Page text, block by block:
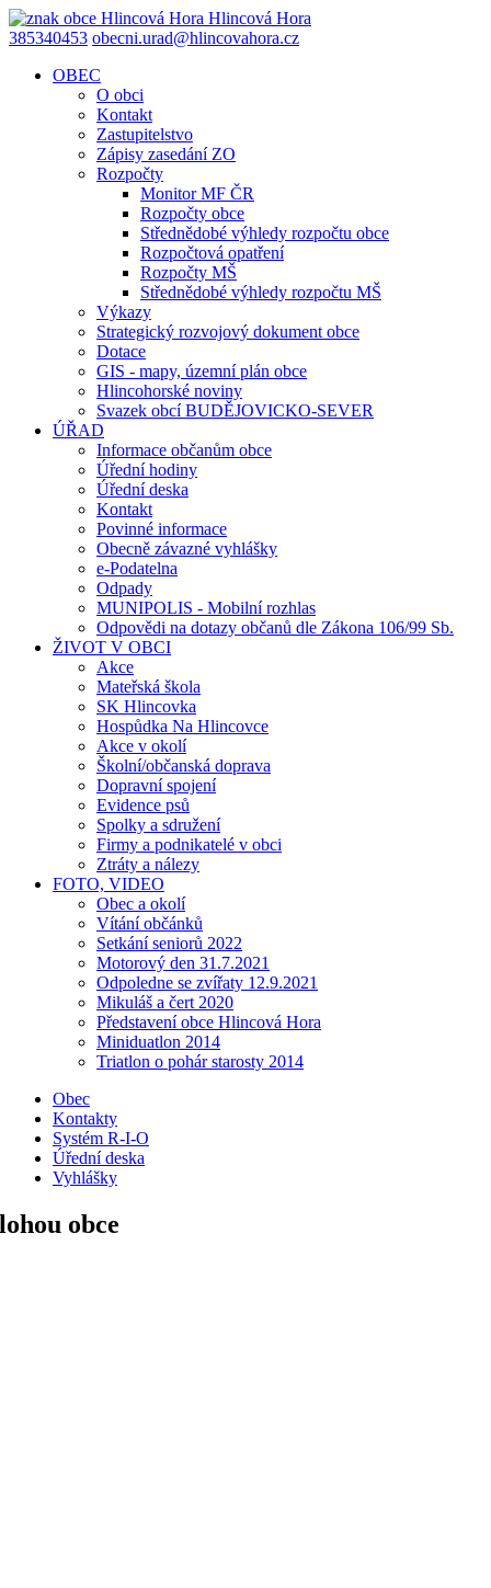
Hlincová Hora
385340453 obecni.urad@hlincovahora.cz
OBEC
O obci
Kontakt
Zastupitelstvo
Zápisy zasedání ZO
Rozpočty
Monitor MF ČR
Rozpočty obce
Střednědobé výhledy rozpočtu obce
Rozpočtová opatření
Rozpočty MŠ
Střednědobé výhledy rozpočtu MŠ
Výkazy
Strategický rozvojový dokument obce
Dotace
GIS - mapy, územní plán obce
Hlincohorské noviny
Svazek obcí BUDĚJOVICKO-SEVER
ÚŘAD
Informace občanům obce
Úřední hodiny
Úřední deska
Kontakt
Povinné informace
Obecně závazné vyhlášky
e-Podatelna
Odpady
MUNIPOLIS - Mobilní rozhlas
Odpovědi na dotazy občanů dle Zákona 106/99 Sb.
ŽIVOT V OBCI
Akce
Mateřská škola
SK Hlincovka
Hospůdka Na Hlincovce
Akce v okolí
Školní/občanská doprava
Dopravní spojení
Evidence psů
Spolky a sdružení
Firmy a podnikatelé v obci
Ztráty a nálezy
FOTO, VIDEO
Obec a okolí
Vítání občánků
Setkání seniorů 2022
Motorový den 31.7.2021
Odpoledne se zvířaty 12.9.2021
Mikuláš a čert 2020
Představení obce Hlincová Hora
Miniduatlon 2014
Triatlon o pohár starosty 2014
Obec
Kontakty
Systém R-I-O
Úřední deska
Vyhlášky